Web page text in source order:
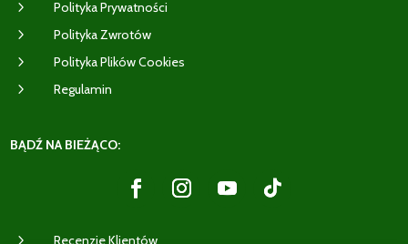
5 Polityka Prywatności
5 Polityka Zwrotów
5 Polityka Plików Cookies
5 Regulamin
BĄDŹ NA BIEŻĄCO:
Recenzje Klientów